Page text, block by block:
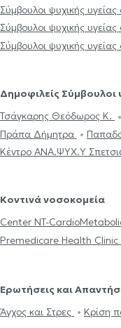
Σύμβουλοι ψυχικής
Σύμβουλοι ψυχικής
Σύμβουλοι ψυχικής
Δημοφιλείς
Τσάγκαρης Θεόδωρος Κ.
Πράπα Δήμητρα
Κέντρο ΑΝΑ.ΨΥΧ.Υ
Κοντινά νοσοκομεία
Center NT-
Premedicare Health Clinic
Ερωτήσεις και
Άγχος και Στρες
Κρίση